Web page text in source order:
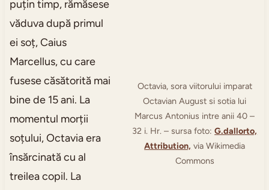
Octavia, sora viitorului imparat
Octavian August si sotia lui
Marcus Antonius intre anii 40 –
32 i. Hr. – sursa foto:G.dallorto,
Attribution, via Wikimedia
Commons
puțin timp, rămăsese
văduva după primul
ei soț, Caius
Marcellus, cu care
fusese căsătorită mai
bine de 15 ani. La
momentul morții
soțului, Octavia era
însărcinată cu al
treilea copil. La